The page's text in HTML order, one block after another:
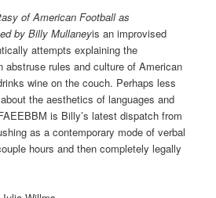
of American Football as
by Billy Mullaneyis an improvised
attempts explaining the
abstruse rules and culture of American
wine on the couch. Perhaps less
the aesthetics of languages and
is Billy’s latest dispatch from
as a contemporary mode of verbal
hours and then completely legally